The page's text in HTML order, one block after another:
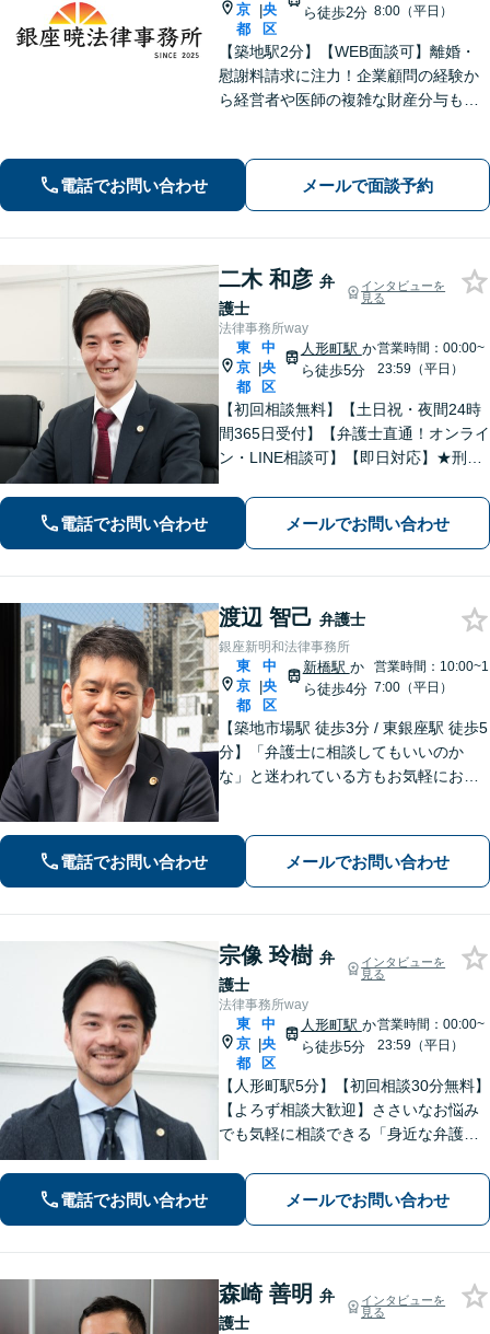
京
都
|央
区
ら徒歩2分 8:00（平日）
【築地駅2分】【WEB面談可】離婚・
慰謝料請求に注力！企業顧問の経験か
ら経営者や医師の複雑な財産分与も対
導きます。話しやすい事務所を目指し
ております。まずは気軽にご相談くだ
電話でお問い合わせ メールで面談予約
二木 和彦 弁
護士
インタビューを
見る
法律事務所way
東
京
都
|
中
央
区
人形町駅 か
ら徒歩5分
営業時間：00:00~
23:59（平日）
【初回相談無料】【土日祝・夜間24時
間365日受付】【弁護士直通！オンライ
ン・LINE相談可】【即日対応】★刑事
★債務整理に精通！お任せください！
あなたを全力サポートいたします【人
形町駅徒歩5分】
電話でお問い合わせ メールでお問い合わせ
渡辺 智己 弁護士
銀座新明和法律事務所
東
京
都
|
中
央
区
新橋駅 か
ら徒歩4分
営業時間：10:00~1
7:00（平日）
【築地市場駅 徒歩3分 / 東銀座駅 徒歩5
分】「弁護士に相談してもいいのか
な」と迷われている方もお気軽にお問
お伺いいたします。
電話でお問い合わせ メールでお問い合わせ
宗像 玲樹 弁
護士
インタビューを
見る
法律事務所way
東
京
都
|
中
央
区
人形町駅 か
ら徒歩5分
営業時間：00:00~
23:59（平日）
【人形町駅5分】【初回相談30分無料】
【よろず相談大歓迎】ささいなお悩み
でも気軽に相談できる「身近な弁護
お悩みに親身に寄り添い、明るい未来
を歩めるように精一杯サポートいたし
ます。【電話相談対応】【休日・夜間
対応】
電話でお問い合わせ メールでお問い合わせ
森崎 善明 弁
護士
インタビューを
見る